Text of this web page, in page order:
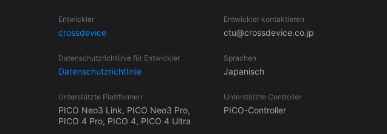
Entwickler
crossdevice
Entwickler kontaktieren
ctu@crossdevice.co.jp
Datenschutzrichtlinie für Entwickler
Datenschutzrichtlinie
Sprachen
Japanisch
Unterstützte Plattformen
PICO Neo3 Link, PICO Neo3 Pro,
PICO 4 Pro, PICO 4, PICO 4 Ultra
Unterstützte Controller
PICO-Controller